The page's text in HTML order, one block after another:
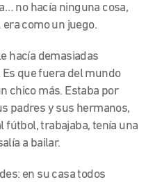
no hacía ninguna cosa,
como un juego.
hacía demasiadas
que fuera del mundo
chico más. Estaba por
padres y sus hermanos,
fútbol, trabajaba, tenía una
a bailar.
en su casa todos